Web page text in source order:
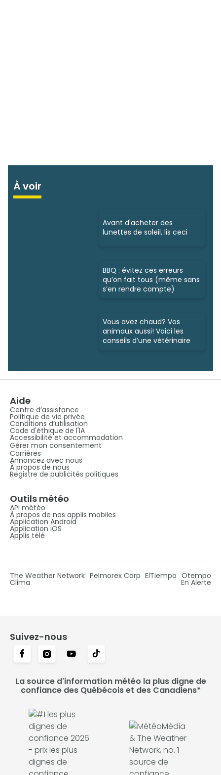
À voir
Avant d'acheter des
lunettes de soleil, lis ceci
BBQ : évitez ces erreurs
qu’on fait tous (même sans
s’en rendre compte)
Vous avez chaud? Vos
animaux aussi! Voici les
conseils d’une vétérinaire
Aide
Centre d’assistance
Politique de vie privée
Conditions d’utilisation
Code d'éthique de l'IA
Accessibilité et accommodation
Gérer mon consentement
Carrières
Annoncez avec nous
À propos de nous
Registre de publicités politiques
Outils météo
API météo
À propos de nos applis mobiles
Application Android
Application iOS
Applis télé
The Weather Network Pelmorex Corp ElTiempo Otempo
Clima En Alerte
Suivez-nous
La source d'information météo la plus digne de
confiance des Québécois et des Canadiens*